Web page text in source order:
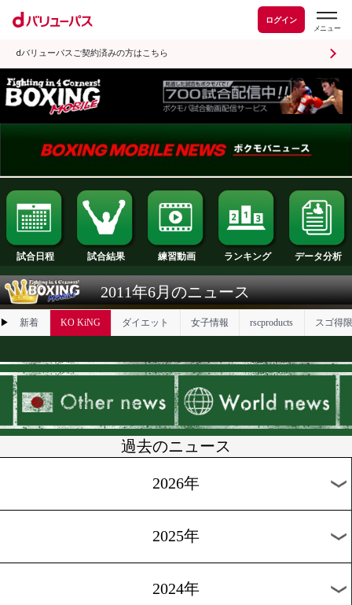
ログイン
dバリューパスご契約済みの方はこちら
試合日程 試合結果 練習動画 ランキング
新着 ダイエット
過去のニュース
2026年